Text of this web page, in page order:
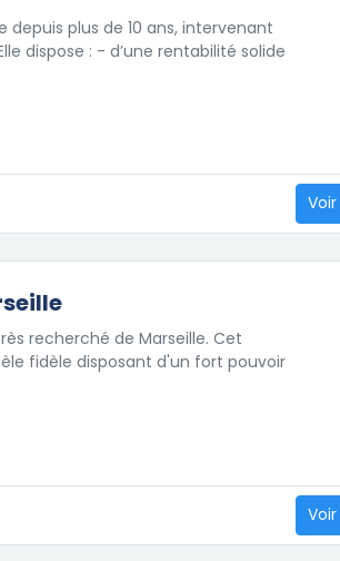
plus de 10 ans, intervenant
dispose : - d’une rentabilité solide
recherché de Marseille. Cet
fidèle disposant d'un fort pouvoir